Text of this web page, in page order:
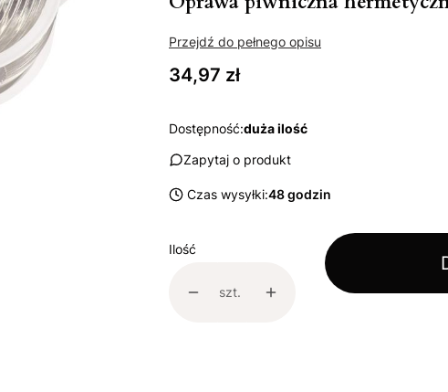
Przejdź do pełnego opisu
Cena
34,97 zł
Dostępność:duża ilość
Zapytaj o produkt
Czas wysyłki:48 godzin
Ilość
szt.